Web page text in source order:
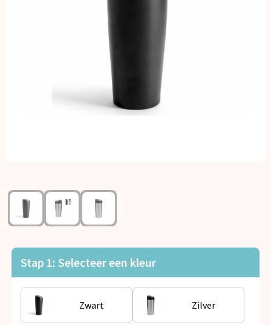
Kinderen, Peuters en Baby's
Klokken, horloges en weerstations
Lampen en Gereedschap
Reisbenodigdheden
Schrijfwaren
Sleutelhangers en Lanyards
Snoepgoed
Spellen voor binnen en buiten
Stap 1: Selecteer een kleur
Zwart Zilver